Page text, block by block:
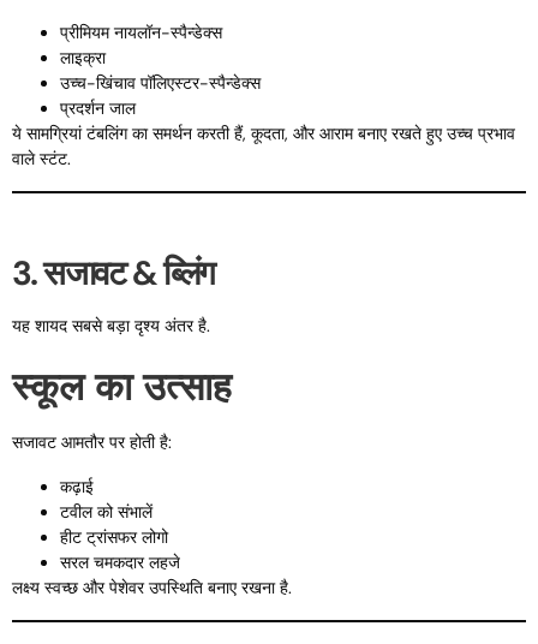
प्रीमियम नायलॉन-स्पैन्डेक्स
लाइक्रा
उच्च-खिंचाव पॉलिएस्टर-स्पैन्डेक्स
प्रदर्शन जाल
ये सामग्रियां टंबलिंग का समर्थन करती हैं, कूदता, और आराम बनाए रखते हुए उच्च प्रभाव
वाले स्टंट.
3. सजावट & ब्लिंग
यह शायद सबसे बड़ा दृश्य अंतर है.
स्कूल का उत्साह
सजावट आमतौर पर होती है:
कढ़ाई
टवील को संभालें
हीट ट्रांसफर लोगो
सरल चमकदार लहजे
लक्ष्य स्वच्छ और पेशेवर उपस्थिति बनाए रखना है.